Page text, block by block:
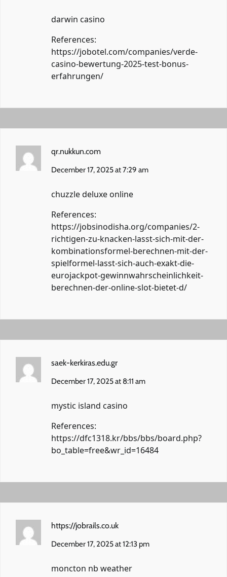
darwin casino
References:
https://jobotel.com/companies/verde-
casino-bewertung-2025-test-bonus-
erfahrungen/
qr.nukkun.com
December 17, 2025 at 7:29 am
chuzzle deluxe online
References:
https://jobsinodisha.org/companies/2-
richtigen-zu-knacken-lasst-sich-mit-der-
kombinationsformel-berechnen-mit-der-
spielformel-lasst-sich-auch-exakt-die-
eurojackpot-gewinnwahrscheinlichkeit-
berechnen-der-online-slot-bietet-d/
saek-kerkiras.edu.gr
December 17, 2025 at 8:11 am
mystic island casino
References:
https://dfc1318.kr/bbs/bbs/board.php?
bo_table=free&wr_id=16484
https://jobrails.co.uk
December 17, 2025 at 12:13 pm
moncton nb weather